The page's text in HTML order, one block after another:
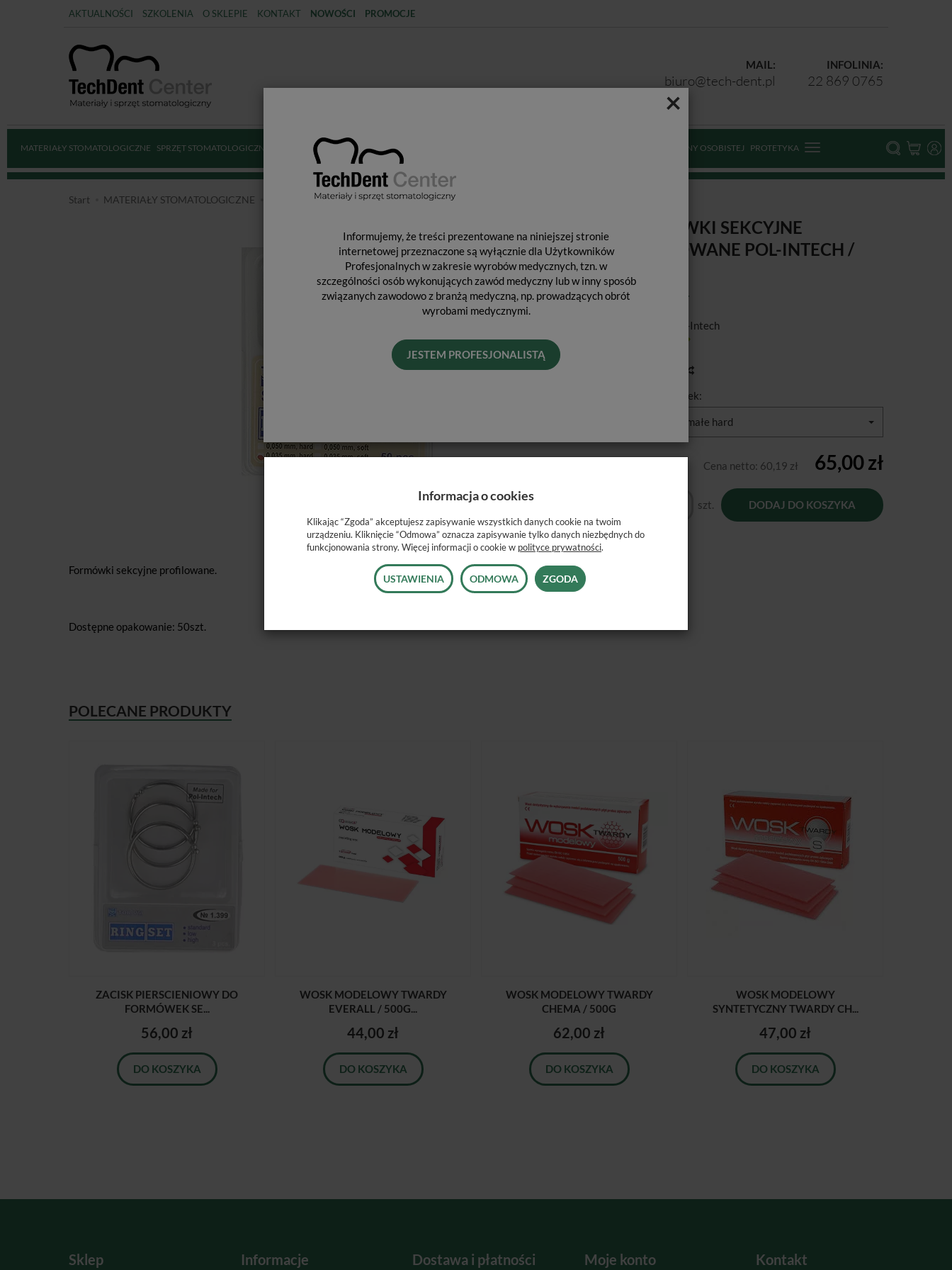
×
Informujemy, że treści prezentowane na niniejszej stronie
internetowej przeznaczone są wyłącznie dla Użytkowników
Profesjonalnych w zakresie wyrobów medycznych, tzn. w
szczególności osób wykonujących zawód medyczny lub w inny sposób
związanych zawodowo z branżą medyczną, np. prowadzących obrót
wyrobami medycznymi.
JESTEM PROFESJONALISTĄ
AKTUALNOŚCI SZKOLENIA O SKLEPIE KONTAKT NOWOŚCI PROMOCJE
INFOLINIA:
22 869 0765
MAIL:
biuro@tech-dent.pl
MATERIAŁY STOMATOLOGICZNE SPRZĘT STOMATOLOGICZNY DEZYNFEKCJA STERYLIZACJA ŚRODKI OCHRONY OSOBISTEJ PROTETYKA
Start MATERIAŁY STOMATOLOGICZNE MATERIAŁY POMOCNICZE Formówki sekcyjne profilowane Pol-Intech / 50szt.
FORMÓWKI SEKCYJNE
PROFILOWANE POL-INTECH /
Pol-Intech
Rodzaj formówek:
0,035mm / małe hard
Cena netto: 60,19 zł 65,00 zł
szt. DODAJ DO KOSZYKA
Formówki sekcyjne profilowane.
Dostępne opakowanie: 50szt.
POLECANE PRODUKTY
ZACISK PIERSCIENIOWY DO
FORMÓWEK SE...
56,00 zł
DO KOSZYKA
WOSK MODELOWY TWARDY
EVERALL / 500G...
44,00 zł
DO KOSZYKA
WOSK MODELOWY TWARDY
CHEMA / 500G
62,00 zł
DO KOSZYKA
WOSK MODELOWY
SYNTETYCZNY TWARDY CH...
47,00 zł
DO KOSZYKA
Sklep Informacje Dostawa i płatności Moje konto Kontakt
Informacja o cookies
Klikając “Zgoda” akceptujesz zapisywanie wszystkich danych cookie na twoim
urządzeniu. Kliknięcie “Odmowa” oznacza zapisywanie tylko danych niezbędnych do
funkcjonowania strony. Więcej informacji o cookie w polityce prywatności.
USTAWIENIA ODMOWA ZGODA